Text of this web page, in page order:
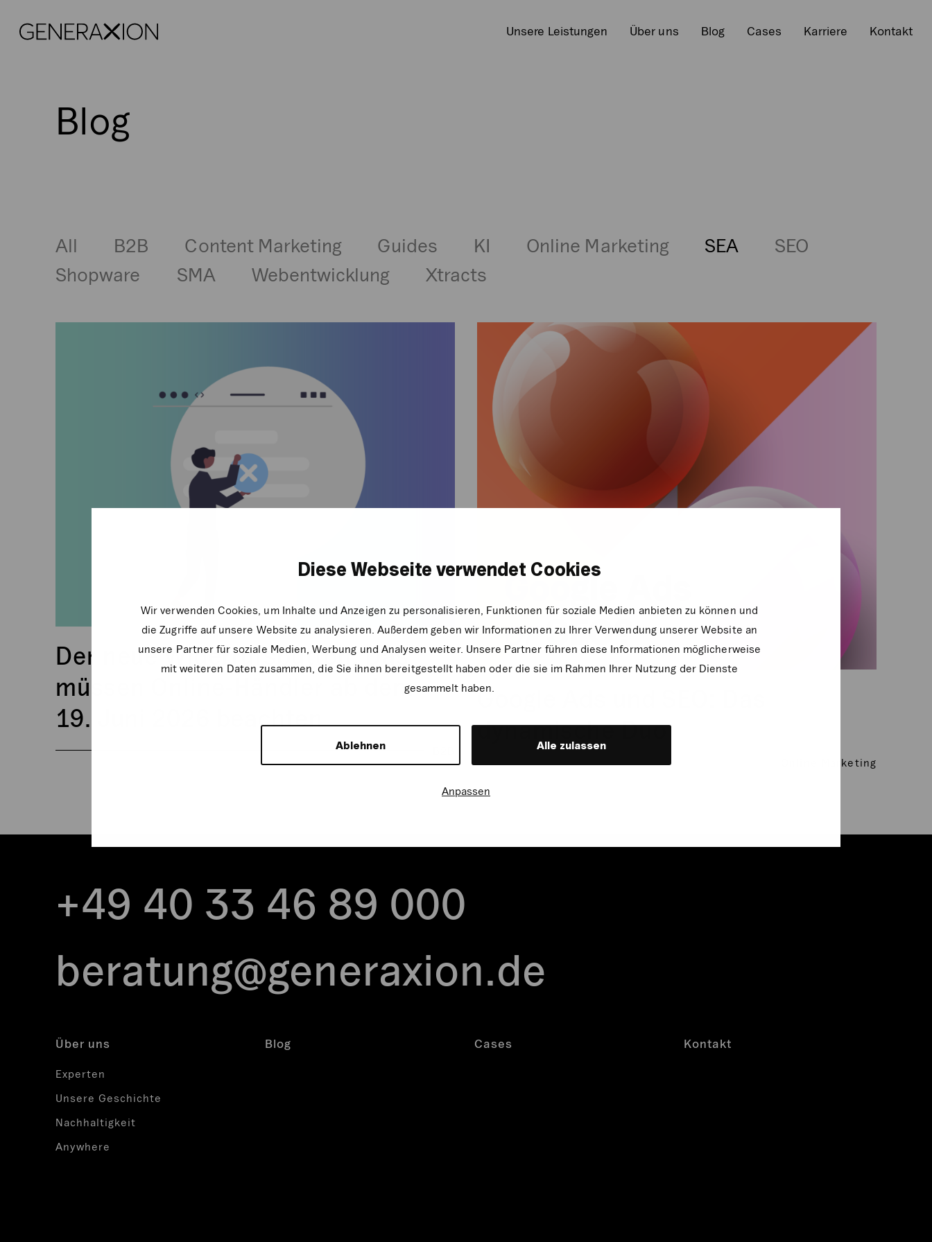
Diese Webseite verwendet Cookies
Wir verwenden Cookies, um Inhalte und Anzeigen zu personalisieren, Funktionen für soziale Medien anbieten zu können und
die Zugriffe auf unsere Website zu analysieren. Außerdem geben wir Informationen zu Ihrer Verwendung unserer Website an
unsere Partner für soziale Medien, Werbung und Analysen weiter. Unsere Partner führen diese Informationen möglicherweise
mit weiteren Daten zusammen, die Sie ihnen bereitgestellt haben oder die sie im Rahmen Ihrer Nutzung der Dienste
gesammelt haben.
Ablehnen Alle zulassen
Anpassen
Generaxion
Unsere Leistungen Über uns Blog Cases Karriere Kontakt
SEA
Blog
All B2B Content Marketing Guides KI Online Marketing SEA
SEO
Shopware
SMA Webentwicklung Xtracts
Der neue Widerrufsbutton: Das
müssen Online-Händler ab dem
19. Juni 2026 beachten
SEO:
Das
dynamische
Duo
Online Marketing
Google Ads und SEO: Das
dynamische Duo
+49 40 33 46 89 000
beratung@generaxion.de
Über uns
Experten
Unsere Geschichte
Nachhaltigkeit
Anywhere
Blog Cases Kontakt